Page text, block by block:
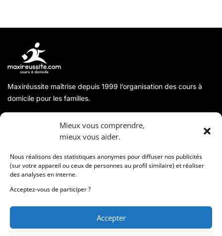
Mieux vous comprendre,
mieux vous aider.
Nous réalisons des statistiques anonymes pour diffuser nos publicités
(sur votre appareil ou ceux de personnes au profil similaire) et réaliser
des analyses en interne.
Acceptez-vous de participer ?
Accepter
Maxiréussite maîtrise depuis 1999 l’organisation des cours à
domicile pour les familles.
Coordonnées